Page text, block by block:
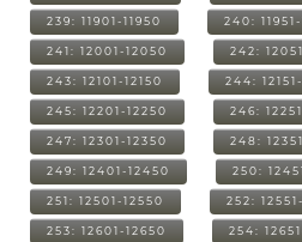
239: 11901-11950 240:
241: 12001-12050 242:
243: 12101-12150 244:
245: 12201-12250 246:
247: 12301-12350 248:
249: 12401-12450 250:
251: 12501-12550 252:
253: 12601-12650 254: